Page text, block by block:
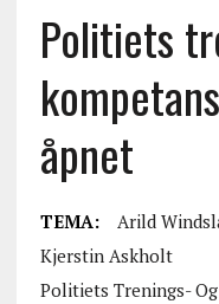
Politiets
åpnet
TEMA: Arild
Kjerstin Askholt
Politiets Trenings-